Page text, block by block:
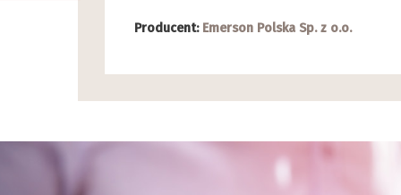
Producent: Emerson Polska Sp. z o.o.